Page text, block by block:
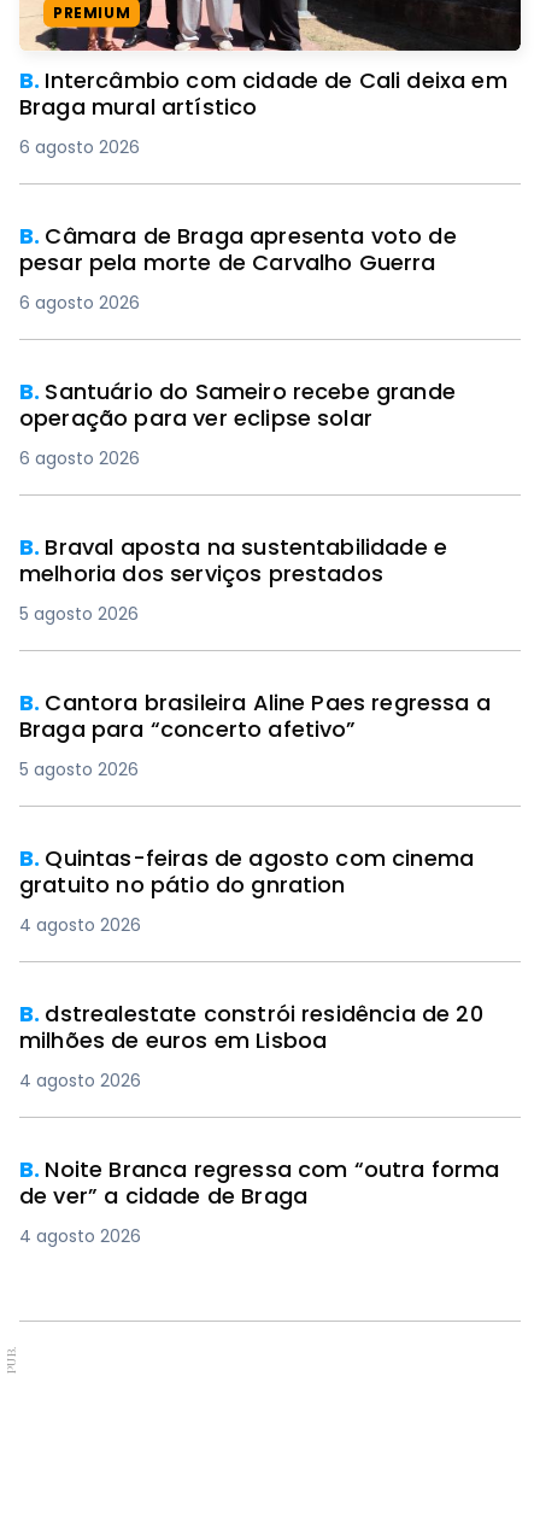
PREMIUM
B. Intercâmbio com cidade de Cali deixa em
Braga mural artístico
6 agosto 2026
B. Câmara de Braga apresenta voto de
pesar pela morte de Carvalho Guerra
6 agosto 2026
B. Santuário do Sameiro recebe grande
operação para ver eclipse solar
6 agosto 2026
B. Braval aposta na sustentabilidade e
melhoria dos serviços prestados
5 agosto 2026
B. Cantora brasileira Aline Paes regressa a
Braga para “concerto afetivo”
5 agosto 2026
B. Quintas-feiras de agosto com cinema
gratuito no pátio do gnration
4 agosto 2026
B. dstrealestate constrói residência de 20
milhões de euros em Lisboa
4 agosto 2026
B. Noite Branca regressa com “outra forma
de ver” a cidade de Braga
4 agosto 2026
PUB.